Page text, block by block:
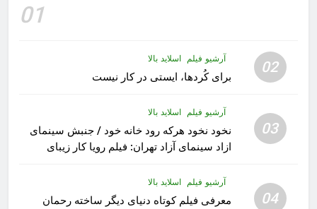
01
02 آرشیو فیلم اسلاید بالا
برای کُردها، ایستی در کار نیست
03
آرشیو فیلم اسلاید بالا
نخود نخود هرکه رود خانه خود / جنبش سینمای
ازاد سینمای آزاد تهران: فیلم رویا کار زیبای
04
آرشیو فیلم اسلاید بالا
معرفی فیلم کوتاه دنیای دیگر ساخته رحمان